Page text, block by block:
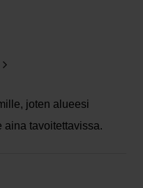
joten alueesi
aina tavoitettavissa.